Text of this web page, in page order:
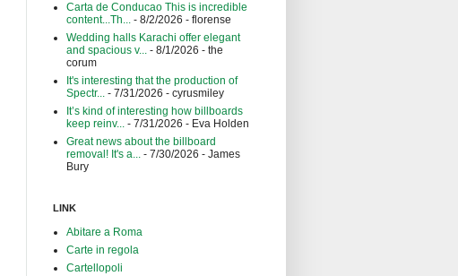
Carta de Conducao This is incredible
content...Th... - 8/2/2026 - florense
Wedding halls Karachi offer elegant
and spacious v... - 8/1/2026 - the
corum
It's interesting that the production of
Spectr... - 7/31/2026 - cyrusmiley
It’s kind of interesting how billboards
keep reinv... - 7/31/2026 - Eva Holden
Great news about the billboard
removal! It's a... - 7/30/2026 - James
Bury
LINK
Abitare a Roma
Carte in regola
Cartellopoli